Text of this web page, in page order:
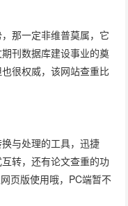
那一定非维普莫属，它
刊数据库建设事业的奠
很权威，该网站查重比
与处理的工具，迅捷
转，还有论文查重的功
页版使用哦，PC端暂不